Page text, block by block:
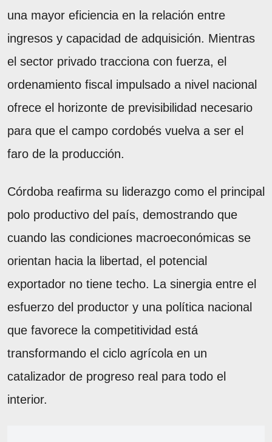
una mayor eficiencia en la relación entre
ingresos y capacidad de adquisición. Mientras
el sector privado tracciona con fuerza, el
ordenamiento fiscal impulsado a nivel nacional
ofrece el horizonte de previsibilidad necesario
para que el campo cordobés vuelva a ser el
faro de la producción.
Córdoba reafirma su liderazgo como el principal
polo productivo del país, demostrando que
cuando las condiciones macroeconómicas se
orientan hacia la libertad, el potencial
exportador no tiene techo. La sinergia entre el
esfuerzo del productor y una política nacional
que favorece la competitividad está
transformando el ciclo agrícola en un
catalizador de progreso real para todo el
interior.